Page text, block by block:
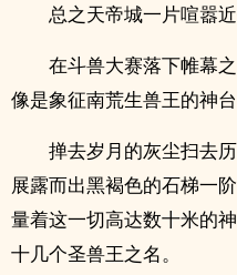
总之天帝城一片喧嚣近
在斗兽大赛落下帷幕
像是象征南荒生兽王的神
掸去岁月的灰尘扫去
展露而出黑褐色的石梯一
量着这一切高达数十米的
十几个圣兽王之名。